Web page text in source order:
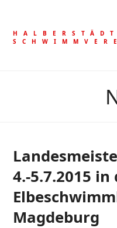
4.-5.7.2015 in
Magdeburg